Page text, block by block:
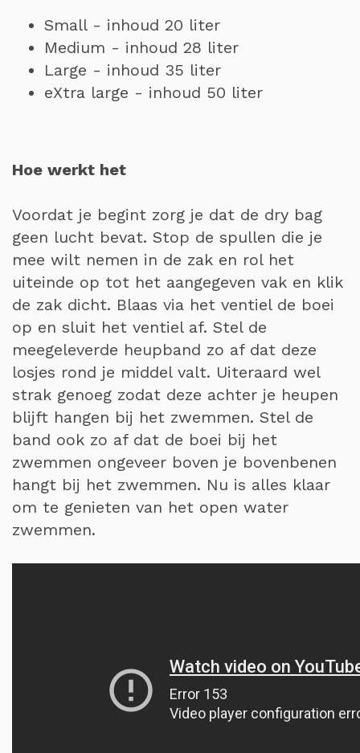
Small - inhoud 20 liter
Medium - inhoud 28 liter
Large - inhoud 35 liter
eXtra large - inhoud 50 liter
Hoe werkt het
Voordat je begint zorg je dat de dry bag
geen lucht bevat. Stop de spullen die je
mee wilt nemen in de zak en rol het
uiteinde op tot het aangegeven vak en klik
de zak dicht. Blaas via het ventiel de boei
op en sluit het ventiel af. Stel de
meegeleverde heupband zo af dat deze
losjes rond je middel valt. Uiteraard wel
strak genoeg zodat deze achter je heupen
blijft hangen bij het zwemmen. Stel de
band ook zo af dat de boei bij het
zwemmen ongeveer boven je bovenbenen
hangt bij het zwemmen. Nu is alles klaar
om te genieten van het open water
zwemmen.